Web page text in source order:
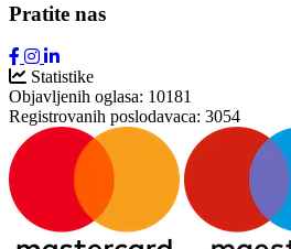
Pratite nas
Statistike
Objavljenih oglasa: 10181
Registrovanih poslodavaca: 3054